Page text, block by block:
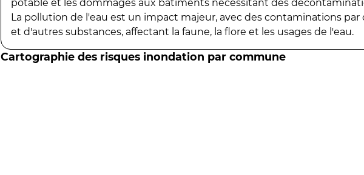
potable et les dommages aux bâtiments nécessitant des
La pollution de l'eau est un impact majeur, avec des contaminations par
et d'autres substances, affectant la faune, la flore et les usages de l'eau.
Cartographie des risques inondation par commune